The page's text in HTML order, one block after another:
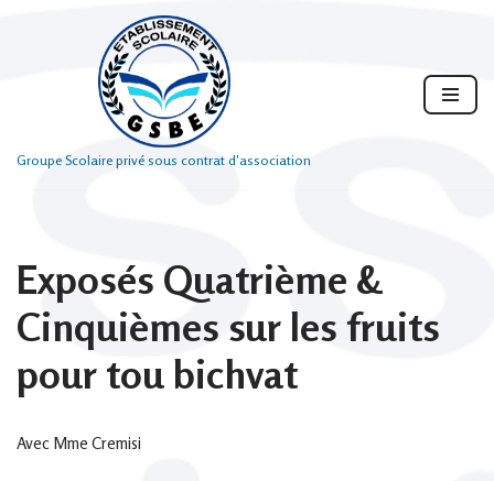
Groupe Scolaire privé sous contrat d'association
Exposés Quatrième &
Cinquièmes sur les fruits
pour tou bichvat
Avec Mme Cremisi